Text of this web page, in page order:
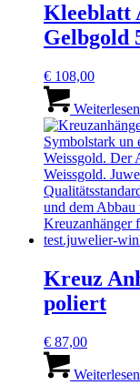
Kleeblatt
Gelbgold
€ 108,00
Weiterlesen
Kreuz
poliert
€ 87,00
Weiterlesen